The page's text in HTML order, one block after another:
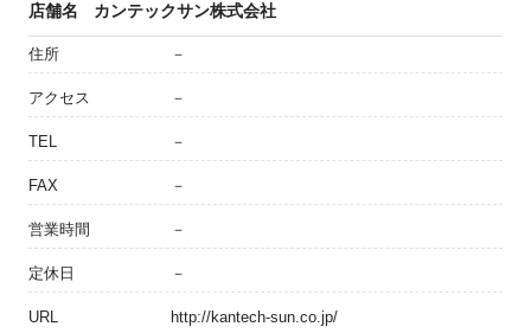
店舗名 カンテックサン株式会社
住所 －
アクセス －
TEL －
FAX －
営業時間 －
定休日 －
URL http://kantech-sun.co.jp/